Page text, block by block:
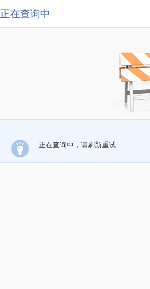
正在查询中
正在查询中，请刷新重试